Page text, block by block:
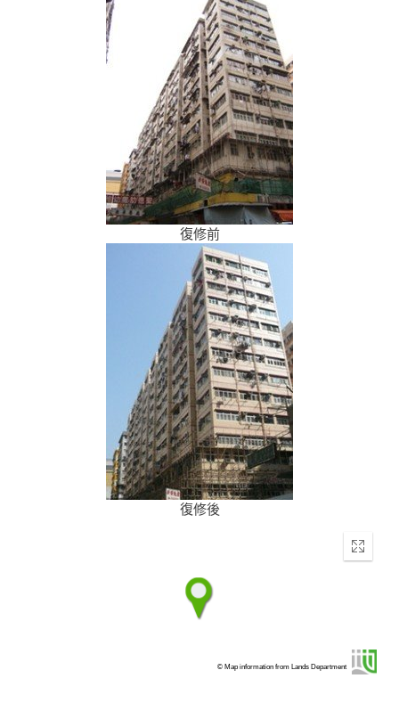
復修前
復修後
Enter
© Map information from Lands Department